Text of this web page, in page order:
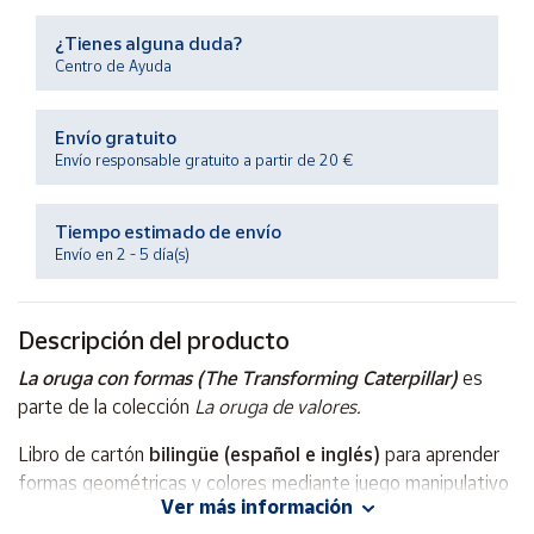
Productos
Solidarios
Ayuda
Centro
Contacto
Vendedores
Mapa de
vendedores
vendedor
Área
¿Tienes alguna duda?
Centro de Ayuda
Envío gratuito
Envío responsable gratuito a partir de 20 €
Tiempo estimado de envío
Envío en 2 - 5 día(s)
Descripción del producto
La oruga con formas (The Transforming Caterpillar) es
parte de la colección La oruga de valores.
Libro de cartón bilingüe (español e inglés) para aprender
formas geométricas y colores mediante juego manipulativo
y desarrollo temprano.La oruga con formas (The
Ver más información